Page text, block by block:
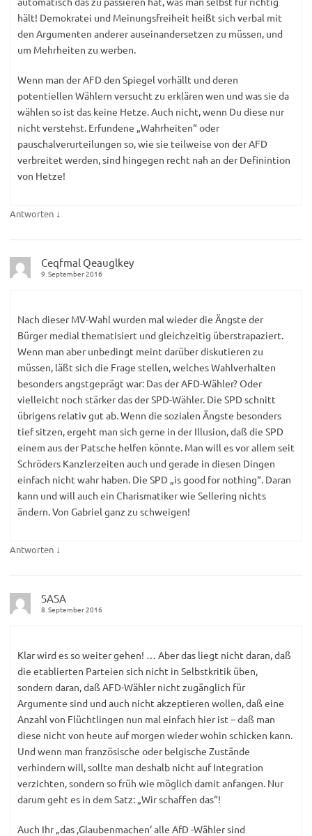
hält! Demokratei und Meinungsfreiheit heißt sich verbal mit
den Argumenten anderer auseinandersetzen zu müssen, und
um Mehrheiten zu werben.
Wenn man der AFD den Spiegel vorhällt und deren
potentiellen Wählern versucht zu erklären wen und was sie da
wählen so ist das keine Hetze. Auch nicht, wenn Du diese nur
nicht verstehst. Erfundene „Wahrheiten“ oder
pauschalverurteilungen so, wie sie teilweise von der AFD
verbreitet werden, sind hingegen recht nah an der Definintion
von Hetze!
Antworten ↓
Ceqfmal Qeauglkey
9. September 2016
Nach dieser MV-Wahl wurden mal wieder die Ängste der
Bürger medial thematisiert und gleichzeitig überstrapaziert.
Wenn man aber unbedingt meint darüber diskutieren zu
müssen, läßt sich die Frage stellen, welches Wahlverhalten
besonders angstgeprägt war: Das der AFD-Wähler? Oder
vielleicht noch stärker das der SPD-Wähler. Die SPD schnitt
übrigens relativ gut ab. Wenn die sozialen Ängste besonders
tief sitzen, ergeht man sich gerne in der Illusion, daß die SPD
einem aus der Patsche helfen könnte. Man will es vor allem seit
Schröders Kanzlerzeiten auch und gerade in diesen Dingen
einfach nicht wahr haben. Die SPD „is good for nothing“. Daran
kann und will auch ein Charismatiker wie Sellering nichts
ändern. Von Gabriel ganz zu schweigen!
Antworten ↓
SASA
8. September 2016
Klar wird es so weiter gehen! … Aber das liegt nicht daran, daß
die etablierten Parteien sich nicht in Selbstkritik üben,
sondern daran, daß AFD-Wähler nicht zugänglich für
Argumente sind und auch nicht akzeptieren wollen, daß eine
Anzahl von Flüchtlingen nun mal einfach hier ist – daß man
diese nicht von heute auf morgen wieder wohin schicken kann.
Und wenn man französische oder belgische Zustände
verhindern will, sollte man deshalb nicht auf Integration
verzichten, sondern so früh wie möglich damit anfangen. Nur
darum geht es in dem Satz: „Wir schaffen das“!
Auch Ihr „das ‚Glaubenmachen‘ alle AfD -Wähler sind